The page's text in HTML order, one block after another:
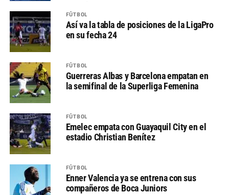
FÚTBOL
Así va la tabla de posiciones de la LigaPro
en su fecha 24
FÚTBOL
Guerreras Albas y Barcelona empatan en
la semifinal de la Superliga Femenina
FÚTBOL
Emelec empata con Guayaquil City en el
estadio Christian Benítez
FÚTBOL
Enner Valencia ya se entrena con sus
compañeros de Boca Juniors